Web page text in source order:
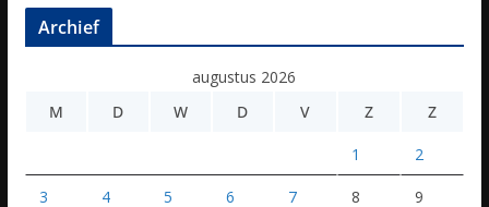
Archief
augustus 2026
M
D W D V Z Z
1 2
3 4 5 6 7 8 9